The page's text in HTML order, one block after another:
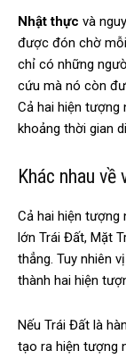
Nhật thực và
được đón chờ
chỉ có những
cứu mà nó còn
Cả hai hiện tượng
khoảng thời gian
Khác nhau về
Cả hai hiện tượng
lớn Trái Đất, Mặt
thẳng. Tuy nhiên
thành hai hiện
Nếu Trái Đất là
tạo ra hiện tượng